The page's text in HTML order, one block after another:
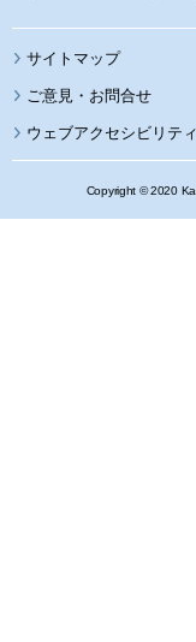
サイトマップ
ウェブアクセシビリテ
Copyright © 2020